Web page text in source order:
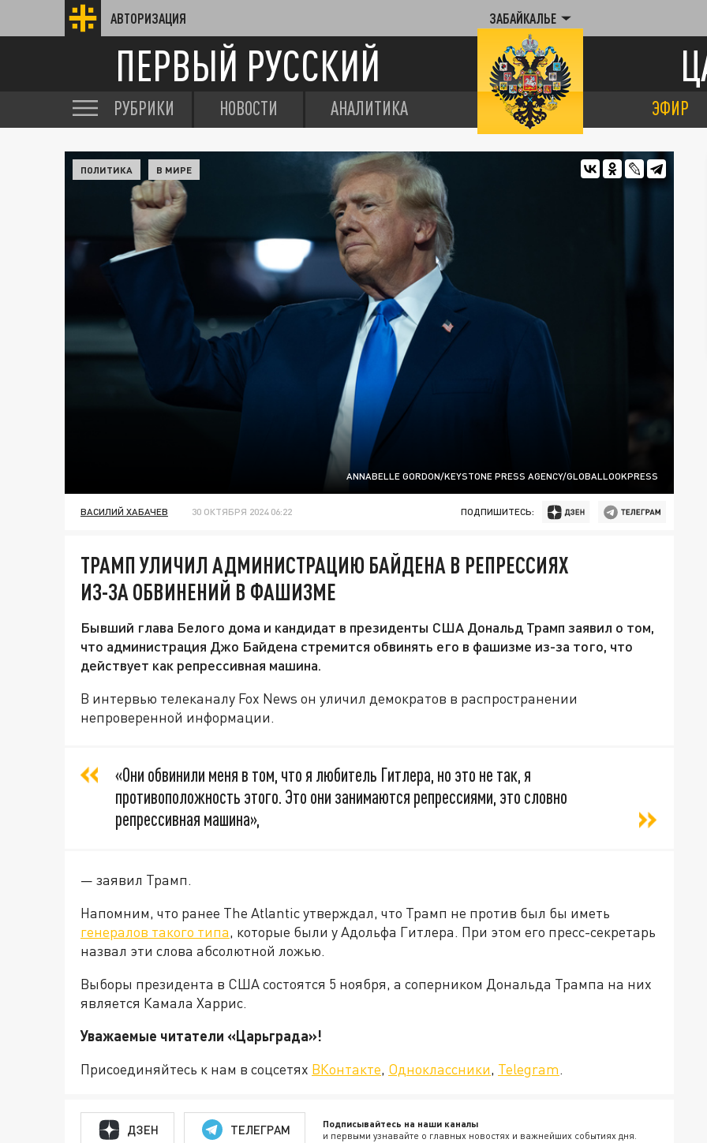
АВТОРИЗАЦИЯ ЗАБАЙКАЛЬЕ
ПЕРВЫЙ РУССКИЙ
РУБРИКИ НОВОСТИ АНАЛИТИКА ЭФИР
ANNABELLE GORDON/KEYSTONE PRESS AGENCY/GLOBALLOOKPRESS
ПОЛИТИКА В МИРЕ
ВАСИЛИЙ ХАБАЧЕВ 30 ОКТЯБРЯ 2024 06:22 ПОДПИШИТЕСЬ:
ТРАМП УЛИЧИЛ АДМИНИСТРАЦИЮ БАЙДЕНА В РЕПРЕССИЯХ
ИЗ-ЗА ОБВИНЕНИЙ В ФАШИЗМЕ
Бывший глава Белого дома и кандидат в президенты США Дональд Трамп заявил о том,
что администрация Джо Байдена стремится обвинять его в фашизме из-за того, что
действует как репрессивная машина.
В интервью телеканалу Fox News он уличил демократов в распространении
непроверенной информации.
«Они обвинили меня в том, что я любитель Гитлера, но это не так, я
противоположность этого. Это они занимаются репрессиями, это словно
репрессивная машина»,
— заявил Трамп.
Напомним, что ранее The Atlantic утверждал, что Трамп не против был бы иметь
генералов такого типа, которые были у Адольфа Гитлера. При этом его пресс-секретарь
назвал эти слова абсолютной ложью.
Выборы президента в США состоятся 5 ноября, а соперником Дональда Трампа на них
является Камала Харрис.
Уважаемые читатели «Царьграда»!
Присоединяйтесь к нам в соцсетях ВКонтакте, Одноклассники, Telegram.
ДЗЕН ТЕЛЕГРАМ Подписывайтесь на наши каналы
и первыми узнавайте о главных новостях и важнейших событиях дня.